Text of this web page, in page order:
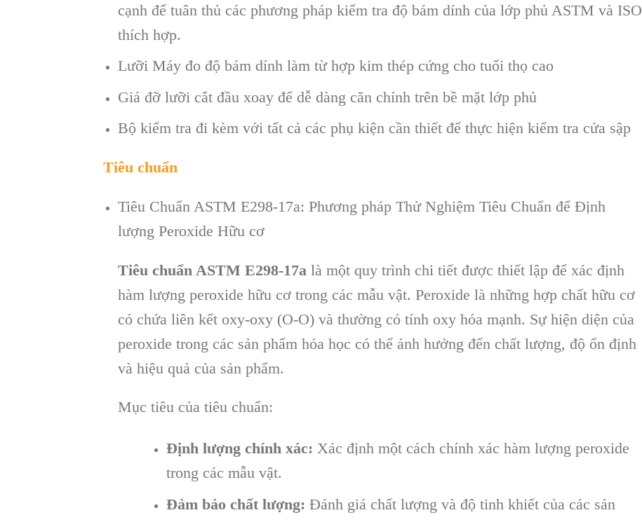
cạnh để tuân thủ các phương pháp kiểm tra độ bám dính của lớp phủ ASTM và ISO
thích hợp.
Lưỡi Máy đo độ bám dính làm từ hợp kim thép cứng cho tuổi thọ cao
Giá đỡ lưỡi cắt đầu xoay để dễ dàng căn chỉnh trên bề mặt lớp phủ
Bộ kiểm tra đi kèm với tất cả các phụ kiện cần thiết để thực hiện kiểm tra cửa sập
Tiêu chuẩn
Tiêu Chuẩn ASTM E298-17a: Phương pháp Thử Nghiệm Tiêu Chuẩn để Định
lượng Peroxide Hữu cơ
Tiêu chuẩn ASTM E298-17a là một quy trình chi tiết được thiết lập để xác định
hàm lượng peroxide hữu cơ trong các mẫu vật. Peroxide là những hợp chất hữu cơ
có chứa liên kết oxy-oxy (O-O) và thường có tính oxy hóa mạnh. Sự hiện diện của
peroxide trong các sản phẩm hóa học có thể ảnh hưởng đến chất lượng, độ ổn định
và hiệu quả của sản phẩm.
Mục tiêu của tiêu chuẩn:
Định lượng chính xác: Xác định một cách chính xác hàm lượng peroxide
trong các mẫu vật.
Đảm bảo chất lượng: Đánh giá chất lượng và độ tinh khiết của các sản